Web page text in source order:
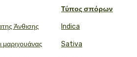
Άνθισης
μαριχουάνας
Τύπος σπόρων
Indica
Sativa